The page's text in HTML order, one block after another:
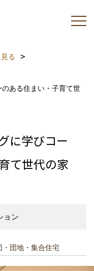
る
のある住まい・子育て世
に学びコー
て世代の家
ョン
・団地・集合住宅